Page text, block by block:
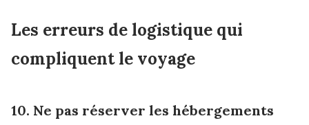
Les erreurs de logistique qui
compliquent le voyage
10. Ne pas réserver les hébergements